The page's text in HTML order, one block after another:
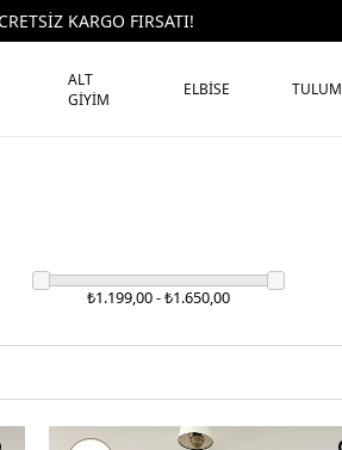
KARGO FIRSATI!
ALT
GİYİM
ELBİSE TULUM
₺1.199,00 - ₺1.650,00